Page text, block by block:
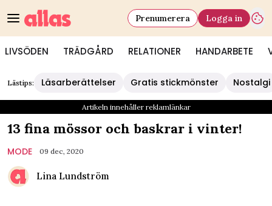
LIVSÖDEN TRÄDGÅRD RELATIONER HANDARBETE
Prenumerera Logga in
Lästips: Läsarberättelser Gratis stickmönster Nostalgi
Artikeln innehåller reklamlänkar
13 fina mössor och baskrar i vinter!
MODE 09 dec, 2020
Lina Lundström